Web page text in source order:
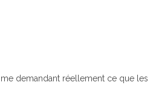
demandant réellement ce que les